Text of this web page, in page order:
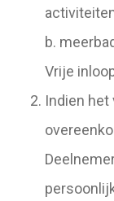
b.
Vrije
Indien het